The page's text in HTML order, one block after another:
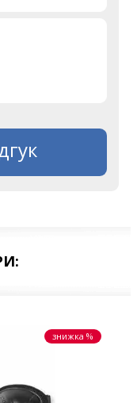
знижка %